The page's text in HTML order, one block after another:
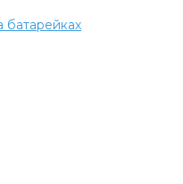
батарейках